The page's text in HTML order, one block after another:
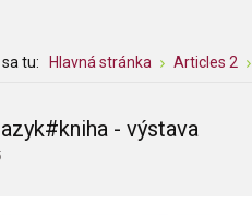
tu: Hlavná stránka Articles 2
- výstava